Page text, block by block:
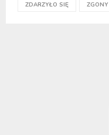
ZDARZYŁO SIĘ ZGONY